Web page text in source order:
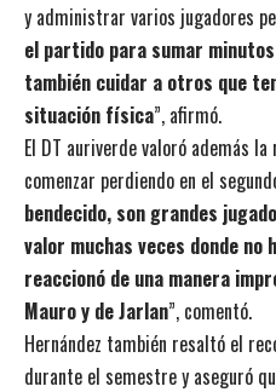
y administrar varios jugadores
el partido para sumar
también cuidar a otros que
situación física”, afirmó.
El DT auriverde valoró además
comenzar perdiendo en el
bendecido, son grandes
valor muchas veces donde no
reaccionó de una manera
Mauro y de Jarlan”, comentó.
Hernández también resaltó el
durante el semestre y aseguró